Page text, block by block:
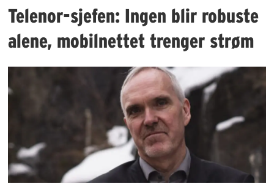
Telenor-sjefen: Ingen blir robuste
alene, mobilnettet trenger strøm